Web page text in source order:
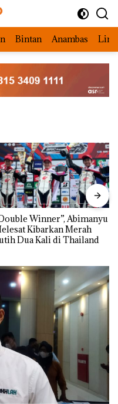
Bintan Anambas
Winner”, Abimanyu
Kibarkan Merah
Dua Kali di Thailand